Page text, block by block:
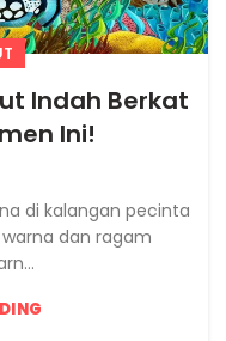
Indah Berkat
Ini!
di kalangan pecinta
dan ragam